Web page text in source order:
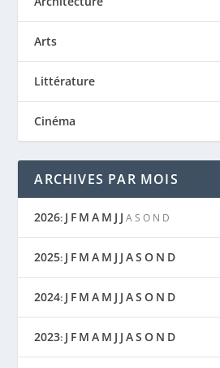
Arts
Littérature
Cinéma
ARCHIVES PAR MOIS
2026: J F M A M J J A S O N D
2025: J F M A M J J AS O N D
2024: J F M A M J J AS O N D
2023: J F M A M J J AS O N D